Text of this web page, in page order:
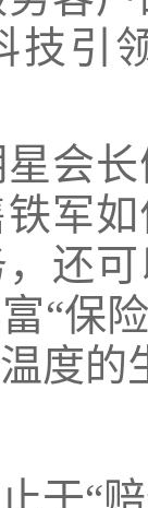
技引
长
军
还
“保
度的